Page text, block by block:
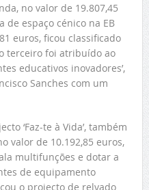
no valor de 19.807,45
de espaço cénico na EB
euros, ficou classificado
terceiro foi atribuído ao
educativos inovadores’,
Sanches com um
‘Faz-te à Vida’, também
valor de 10.192,85 euros,
multifunções e dotar a
de equipamento
o projecto de relvado